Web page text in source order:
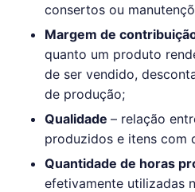
consertos ou
Margem de
quanto um produto
de ser vendido,
de produção;
Qualidade – relação
produzidos e itens com
Quantidade de horas
efetivamente utilizadas